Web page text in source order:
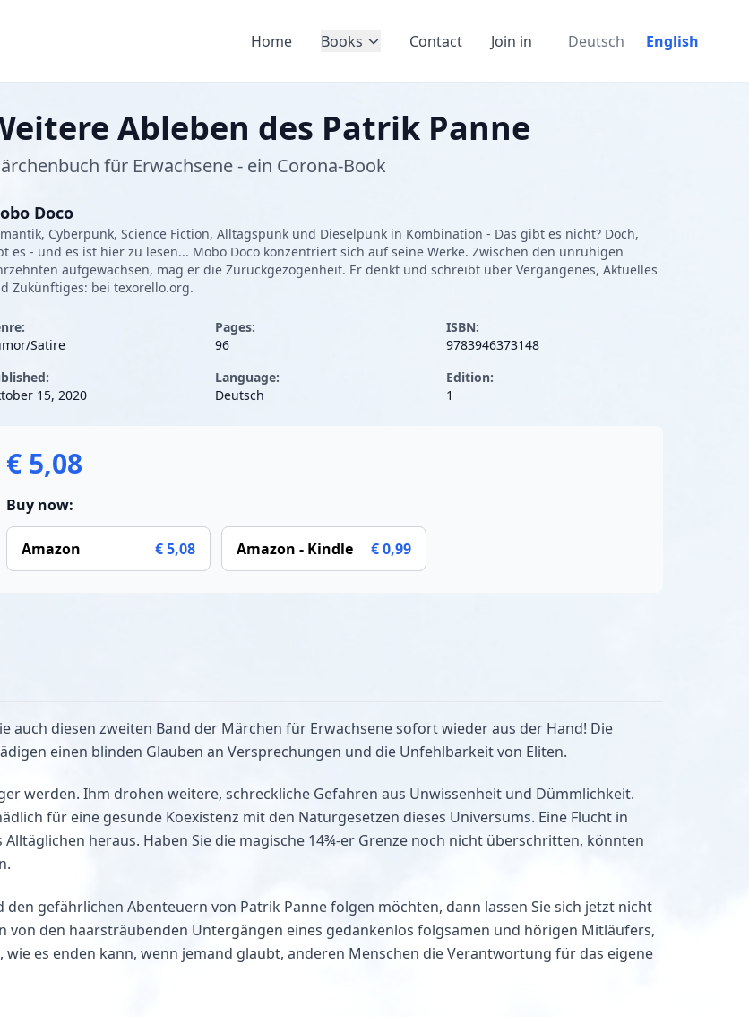
Home Books Contact Join in Deutsch English
Ableben des Patrik Panne
für Erwachsene - ein Corona-Book
Doco
Cyberpunk, Science Fiction, Alltagspunk und Dieselpunk in Kombination - Das gibt es nicht? Doch,
es - und es ist hier zu lesen... Mobo Doco konzentriert sich auf seine Werke. Zwischen den unruhigen
aufgewachsen, mag er die Zurückgezogenheit. Er denkt und schreibt über Vergangenes, Aktuelles
Zukünftiges: bei texorello.org.
Satire
Pages:
96
ISBN:
9783946373148
15, 2020
Language:
Deutsch
Edition:
1
€ 5,08
Buy now:
Amazon € 5,08 Amazon - Kindle € 0,99
auch diesen zweiten Band der Märchen für Erwachsene sofort wieder aus der Hand! Die
einen blinden Glauben an Versprechungen und die Unfehlbarkeit von Eliten.
werden. Ihm drohen weitere, schreckliche Gefahren aus Unwissenheit und Dümmlichkeit.
für eine gesunde Koexistenz mit den Naturgesetzen dieses Universums. Eine Flucht in
heraus. Haben Sie die magische 14¾-er Grenze noch nicht überschritten, könnten
gefährlichen Abenteuern von Patrik Panne folgen möchten, dann lassen Sie sich jetzt nicht
von den haarsträubenden Untergängen eines gedankenlos folgsamen und hörigen Mitläufers,
wie es enden kann, wenn jemand glaubt, anderen Menschen die Verantwortung für das eigene